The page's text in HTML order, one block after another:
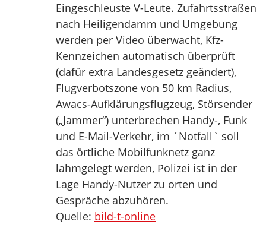
Eingeschleuste V-Leute. Zufahrtsstraßen
nach Heiligendamm und Umgebung
werden per Video überwacht, Kfz-
Kennzeichen automatisch überprüft
(dafür extra Landesgesetz geändert),
Flugverbotszone von 50 km Radius,
Awacs-Aufklärungsflugzeug, Störsender
(„Jammer“) unterbrechen Handy-, Funk
und E-Mail-Verkehr, im ´Notfall` soll
das örtliche Mobilfunknetz ganz
lahmgelegt werden, Polizei ist in der
Lage Handy-Nutzer zu orten und
Gespräche abzuhören.
Quelle: bild-t-online